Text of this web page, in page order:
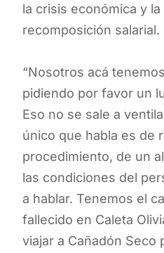
la crisis económica y
recomposición salarial.
“Nosotros acá
pidiendo por favor un
Eso no se sale a
único que habla es de
procedimiento, de un
las condiciones del
a hablar. Tenemos el
fallecido en Caleta
viajar a Cañadón Seco